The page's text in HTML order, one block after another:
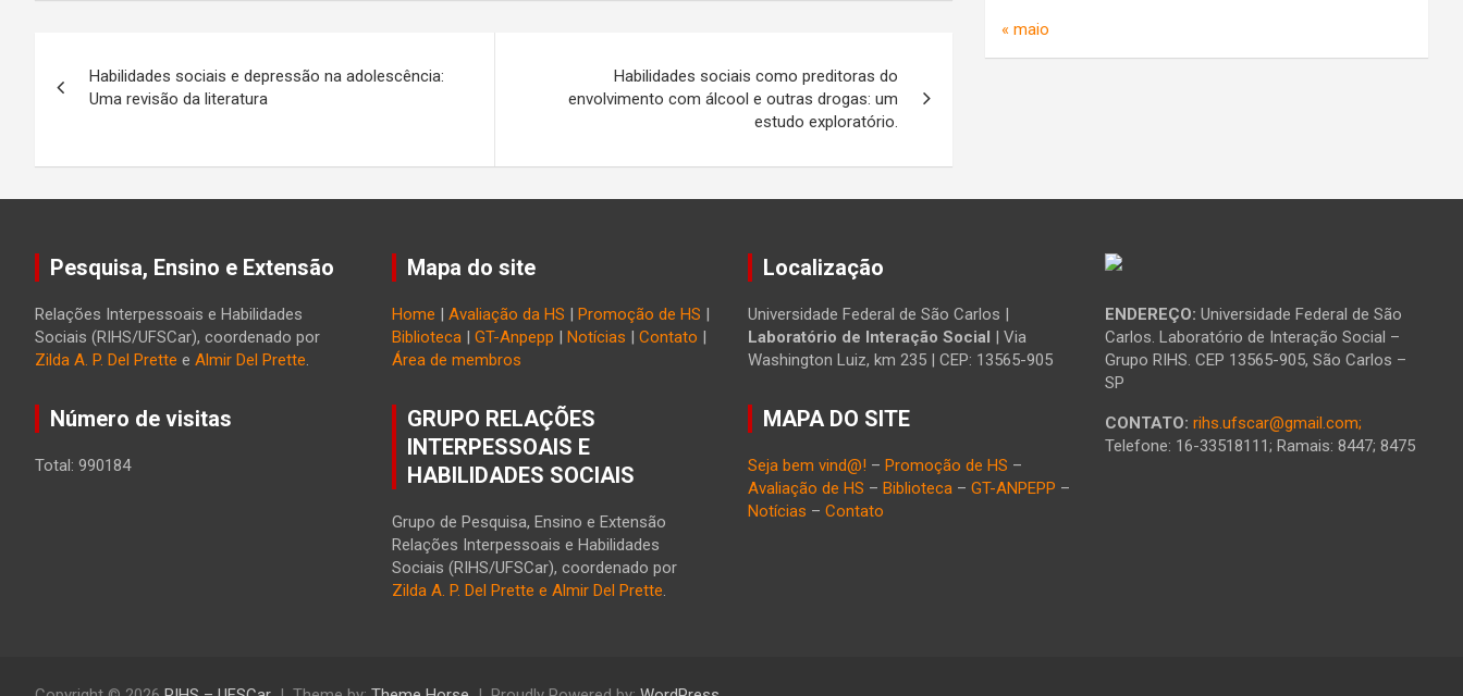
de
Habilidades sociais e depressão na adolescência:
Uma revisão da literatura
Habilidades sociais como preditoras do
envolvimento com álcool e outras drogas: um
estudo exploratório.
« maio
Pesquisa, Ensino e Extensão
Relações Interpessoais e Habilidades
Sociais (RIHS/UFSCar), coordenado por
Zilda A. P. Del Prette e Almir Del Prette
Número de visitas
Total: 990184
Mapa do site
Home | Avaliação da HS | Promoção de HS |
Biblioteca | GT-Anpepp | Notícias | Contato |
Área de membros
GRUPO RELAÇÕES
INTERPESSOAIS E
HABILIDADES SOCIAIS
Grupo de Pesquisa, Ensino e Extensão
Relações Interpessoais e Habilidades
Sociais (RIHS/UFSCar), coordenado por
Zilda A. P. Del Prette e Almir Del Prette
Localização
Universidade Federal de São Carlos |
Laboratório de Interação Social | Via
Washington Luiz, km 235 | CEP: 13565-905
MAPA DO SITE
Seja bem vind@! – Promoção de HS –
Avaliação de HS – Biblioteca – GT-ANPEPP –
Notícias – Contato
ENDEREÇO: Universidade Federal de São
Carlos. Laboratório de Interação Social –
Grupo RIHS. CEP 13565-905, São Carlos –
SP
CONTATO: rihs.ufscar@gmail.com;
Telefone: 16-33518111; Ramais: 8447; 8475